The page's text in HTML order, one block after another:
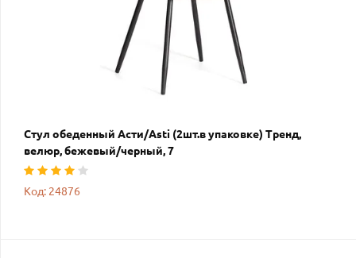
Стул обеденный Асти/Asti (2шт.в упаковке) Тренд,
велюр, бежевый/черный, 7
Код: 24876